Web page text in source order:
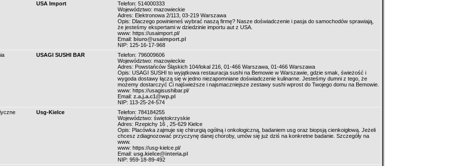
USA Import
Telefon: 514000333
Województwo: mazowieckie
Adres: Elektronowa 2/113, 03-219 Warszawa
Opis: Dlaczego powinieneś wybrać naszą firmę? Nasze doświadczenie i pasja do samochodów sprawiają,
że jesteśmy ekspertami w dziedzinie importu aut z USA.
www: https://usaimport.pl/
Email: biuro@usaimport.pl
NIP: 125-16-17-968
USAGI SUSHI BAR
Telefon: 796009606
Województwo: mazowieckie
Adres: Powstańców Śląskich 104/lokal 216, 01-466 Warszawa, 01-466 Warszawa
Opis: USAGI SUSHI to wyjątkowa restauracja sushi na Bemowie w Warszawie, gdzie smak, świeżość i
wygoda dostawy łączą się w jedno niezapomniane doświadczenie kulinarne. Jesteśmy dumni z tego, że
możemy dostarczyć Ci najświeższe i najsmaczniejsze zestawy sushi wprost do Twojego domu na Bemowie.
www: https://usagisushibar.pl/
Email: z.a.j.a.c1@wp.pl
NIP: 113-25-24-574
Usg-Kielce
Telefon: 784184255
Województwo: świętokrzyskie
Adres: Rzepichy 16 , 25-629 Kielce
Opis: Placówka zajmuje się chirurgią ogólną i onkologiczną, badaniem usg oraz biopsją cienkoigłową. Jeżeli
chcesz zdiagnozować przyczynę danej choroby, umów się już dziś na konkretne badanie. Szczegóły na
www.
www: https://usg-kielce.pl/
Email: usg.kielce@interia.pl
NIP: 959-18-89-492